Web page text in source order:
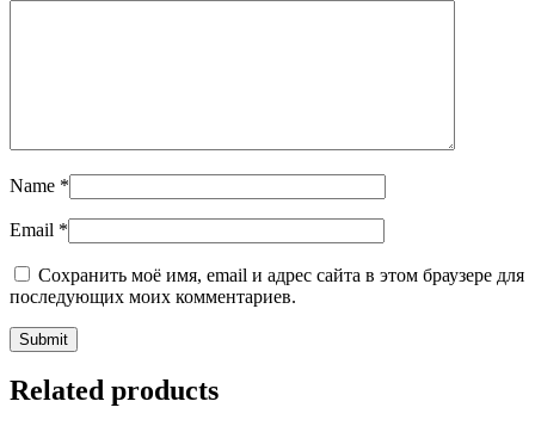
Name *
Email *
Сохранить моё имя, email и адрес сайта в этом браузере для
последующих моих комментариев.
Related products